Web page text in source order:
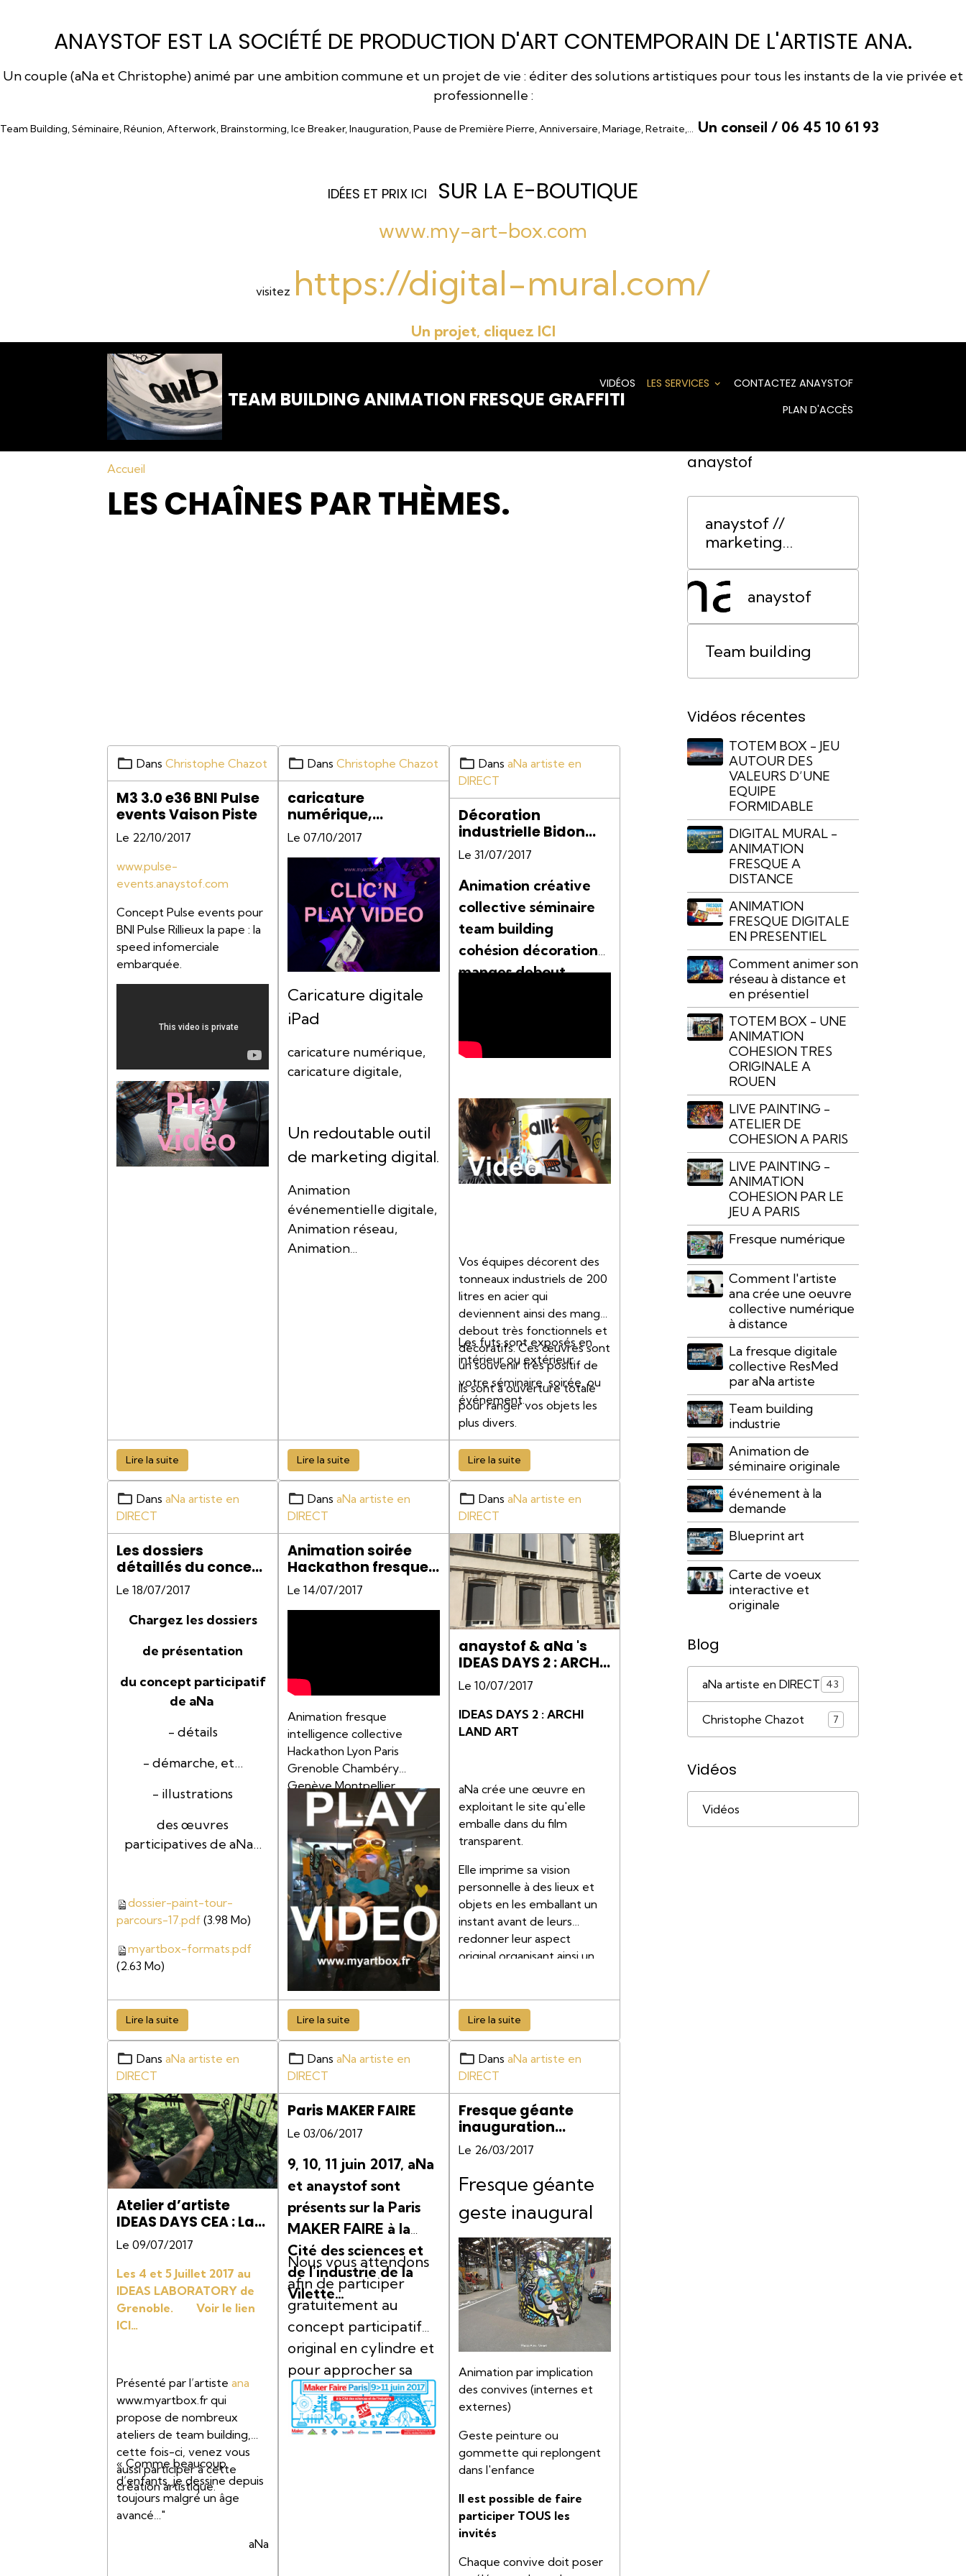
ANAYSTOF EST LA SOCIÉTÉ DE PRODUCTION D'ART CONTEMPORAIN DE L'ARTISTE ANA.
Un couple (aNa et Christophe) animé par une ambition commune et un projet de vie : éditer des solutions artistiques pour tous les instants de la vie privée et
professionnelle :
Team Building, Séminaire, Réunion, Afterwork, Brainstorming, Ice Breaker, Inauguration, Pause de Première Pierre, Anniversaire, Mariage, Retraite,… Un conseil / 06 45 10 61 93
IDÉES ET PRIX ICI SUR LA E-BOUTIQUE
www.my-art-box.com
visitez https://digital-mural.com/
Un projet, cliquez ICI
TEAM BUILDING ANIMATION FRESQUE GRAFFITI
VIDÉOS LES SERVICES
CONTACTEZ ANAYSTOF
PLAN D'ACCÈS
Accueil
LES CHAÎNES PAR THÈMES.
Dans Christophe Chazot
M3 3.0 e36 BNI Pulse
events Vaison Piste
Le 22/10/2017
www.pulse-
events.anaystof.com
Concept Pulse events pour
BNI Pulse Rillieux la pape : la
speed infomerciale
embarquée.
Lire la suite
Dans Christophe Chazot
caricature
numérique,
caricature digitale,
Le 07/10/2017
Caricature digitale
iPad
caricature numérique,
caricature digitale,
Un redoutable outil
de marketing digital.
Animation
événementielle digitale,
Animation réseau,
Animation
Lire la suite
Dans aNa artiste en
DIRECT
Décoration
industrielle Bidon
200L
Le 31/07/2017
Animation créative
collective séminaire
team building
cohésion décoration
manges debout
Vos équipes décorent des
tonneaux industriels de 200
litres en acier qui
deviennent ainsi des mange
debout très fonctionnels et
décoratifs. Ces œuvres sont
un souvenir très positif de
votre séminaire, soirée, ou
événement.
Les futs sont exposés en
intérieur ou extérieur.
Ils sont à ouverture totale
pour ranger vos objets les
plus divers.
Lire la suite
Dans aNa artiste en
DIRECT
Les dossiers
détaillés du concept
de aNa
Le 18/07/2017
Chargez les dossiers
de présentation
du concept participatif
de aNa
- détails
- démarche, et…
- illustrations
des œuvres
participatives de aNa…
dossier-paint-tour-
parcours-17.pdf (3.98 Mo)
myartbox-formats.pdf
(2.63 Mo)
Lire la suite
Dans aNa artiste en
DIRECT
Animation soirée
Hackathon fresque
peinture interactive
Le 14/07/2017
Animation fresque
intelligence collective
Hackathon Lyon Paris
Grenoble Chambéry
Genève Montpellier
Toulouse
Lire la suite
Dans aNa artiste en
DIRECT
anaystof & aNa 's
IDEAS DAYS 2 : ARCHI
LAND ART
Le 10/07/2017
IDEAS DAYS 2 : ARCHI
LAND ART
aNa crée une œuvre en
exploitant le site qu'elle
emballe dans du film
transparent.
Elle imprime sa vision
personnelle à des lieux et
objets en les emballant un
instant avant de leurs
redonner leur aspect
original organisant ainsi un
Lire la suite
Dans aNa artiste en
DIRECT
Atelier d’artiste
IDEAS DAYS CEA : La
réalité Augmentée
Lowtech
Le 09/07/2017
Les 4 et 5 Juillet 2017 au
IDEAS LABORATORY de
Grenoble. Voir le lien
ICI…
Présenté par l’artisteana
www.myartbox.fr qui
propose de nombreux
ateliers de team building,
cette fois-ci, venez vous
aussi participer à cette
création artistique.
« Comme beaucoup
d’enfants, je dessine depuis
toujours malgré un âge
avancé…"
aNa
Dans aNa artiste en
DIRECT
Paris MAKER FAIRE
Le 03/06/2017
9, 10, 11 juin 2017, aNa
et anaystof sont
présents sur la Paris
MAKER FAIRE à la
Cité des sciences et
de l’industrie de la
Vilette…
Nous vous attendons
afin de participer
gratuitement au
concept participatif
original en cylindre et
pour approcher sa
nouvelle déclinaison
de Coffret DO IT
YOURSELF (kits créatifs
Dans aNa artiste en
DIRECT
Fresque géante
inauguration
bâtiment
Le 26/03/2017
Fresque géante
geste inaugural
Animation par implication
des convives (internes et
externes)
Geste peinture ou
gommette qui replongent
dans l'enfance
Il est possible de faire
participer TOUS les
invités
Chaque convive doit poser
anaystof
anaystof //
marketing
Lyon
anaystof
Team building
Vidéos récentes
TOTEM BOX - JEU
AUTOUR DES
VALEURS D’UNE
EQUIPE
FORMIDABLE
DIGITAL MURAL -
ANIMATION
FRESQUE A
DISTANCE
ANIMATION
FRESQUE DIGITALE
EN PRESENTIEL
Comment animer son
réseau à distance et
en présentiel
TOTEM BOX - UNE
ANIMATION
COHESION TRES
ORIGINALE A
ROUEN
LIVE PAINTING -
ATELIER DE
COHESION A PARIS
LIVE PAINTING -
ANIMATION
COHESION PAR LE
JEU A PARIS
Fresque numérique
Comment l'artiste
ana crée une oeuvre
collective numérique
à distance
La fresque digitale
collective ResMed
par aNa artiste
Team building
industrie
Animation de
séminaire originale
événement à la
demande
Blueprint art
Carte de voeux
interactive et
originale
Blog
aNa artiste en DIRECT 43
Christophe Chazot 7
Vidéos
Vidéos